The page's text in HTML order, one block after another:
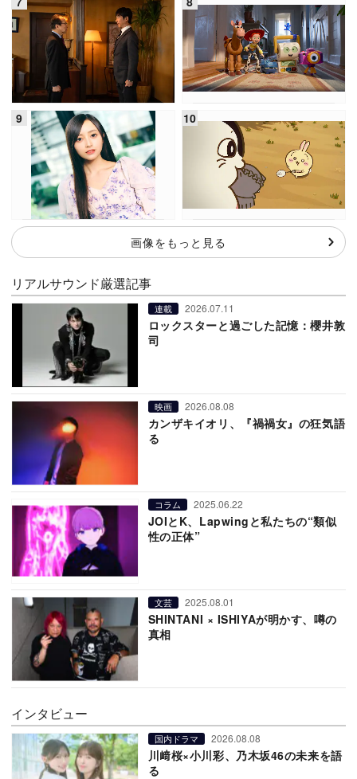
画像をもっと見る
リアルサウンド厳選記事
連載 2026.07.11
ロックスターと過ごした記憶：櫻井敦
司
映画 2026.08.08
カンザキイオリ、『禍禍女』の狂気語
る
コラム 2025.06.22
JOIとK、Lapwingと私たちの“類似
性の正体”
文芸 2025.08.01
SHINTANI × ISHIYAが明かす、噂の
真相
インタビュー
国内ドラマ 2026.08.08
川﨑桜×小川彩、乃木坂46の未来を語
る